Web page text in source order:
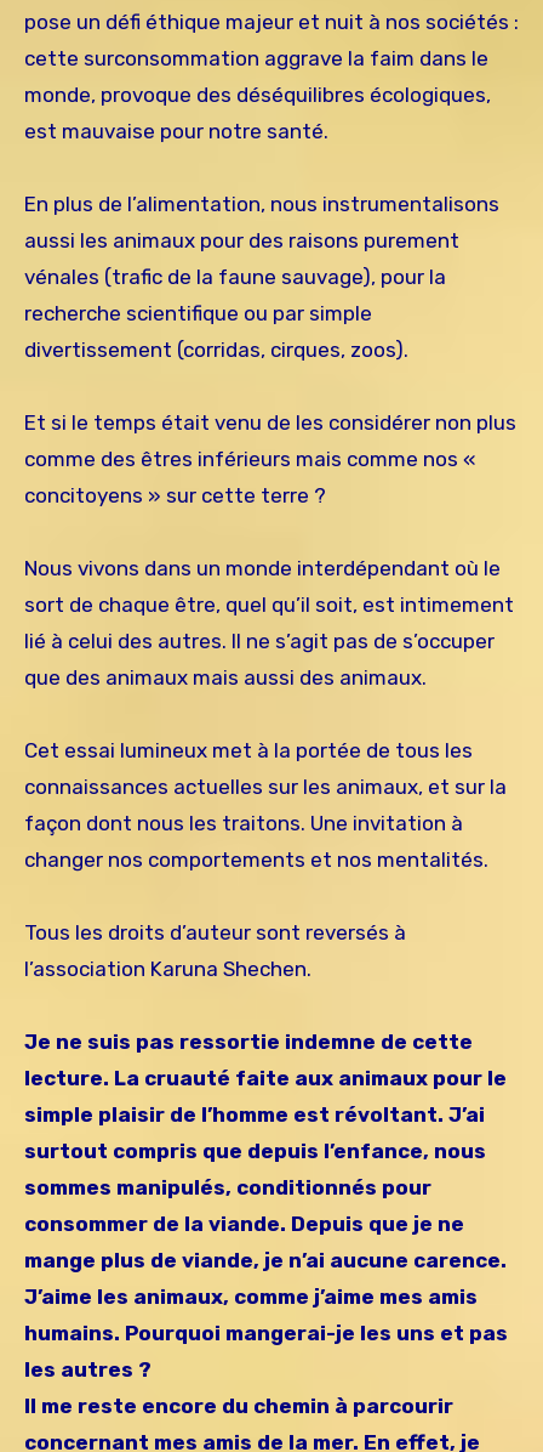
pose un défi éthique majeur et nuit à nos sociétés :
cette surconsommation aggrave la faim dans le
monde, provoque des déséquilibres écologiques,
est mauvaise pour notre santé.
En plus de l’alimentation, nous instrumentalisons
aussi les animaux pour des raisons purement
vénales (trafic de la faune sauvage), pour la
recherche scientifique ou par simple
divertissement (corridas, cirques, zoos).
Et si le temps était venu de les considérer non plus
comme des êtres inférieurs mais comme nos «
concitoyens » sur cette terre ?
Nous vivons dans un monde interdépendant où le
sort de chaque être, quel qu’il soit, est intimement
lié à celui des autres. Il ne s’agit pas de s’occuper
que des animaux mais aussi des animaux.
Cet essai lumineux met à la portée de tous les
connaissances actuelles sur les animaux, et sur la
façon dont nous les traitons. Une invitation à
changer nos comportements et nos mentalités.
Tous les droits d’auteur sont reversés à
l’association Karuna Shechen.
Je ne suis pas ressortie indemne de cette
lecture. La cruauté faite aux animaux pour le
simple plaisir de l’homme est révoltant. J’ai
surtout compris que depuis l’enfance, nous
sommes manipulés, conditionnés pour
consommer de la viande. Depuis que je ne
mange plus de viande, je n’ai aucune carence.
J’aime les animaux, comme j’aime mes amis
humains. Pourquoi mangerai-je les uns et pas
les autres ?
Il me reste encore du chemin à parcourir
concernant mes amis de la mer. En effet, je